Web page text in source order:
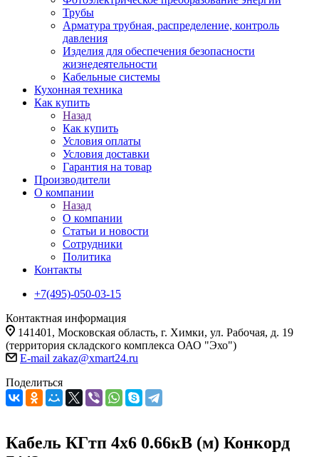
Трубы
Арматура трубная, распределение, контроль
давления
Изделия для обеспечения безопасности
жизнедеятельности
Кабельные системы
Кухонная техника
Как купить
Назад
Как купить
Условия оплаты
Условия доставки
Гарантия на товар
Производители
О компании
Назад
О компании
Статьи и новости
Сотрудники
Политика
Контакты
+7(495)-050-03-15
Контактная информация
141401, Московская область, г. Химки, ул. Рабочая, д. 19
(территория складского комплекса ОАО "Эхо")
E-mail zakaz@xmart24.ru
Поделиться
Кабель КГтп 4х6 0.66кВ (м) Конкорд